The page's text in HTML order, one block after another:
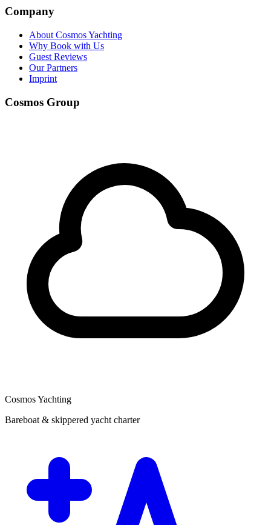
Company
About Cosmos Yachting
Why Book with Us
Guest Reviews
Our Partners
Imprint
Cosmos Group
Cosmos Yachting
Bareboat & skippered yacht charter